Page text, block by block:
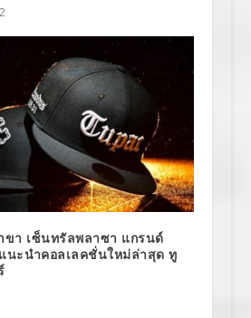
ขา เซ็นทรัลพลาซา แกรนด์
นะนำคอลเลคชั่นใหม่ล่าสุด ทู